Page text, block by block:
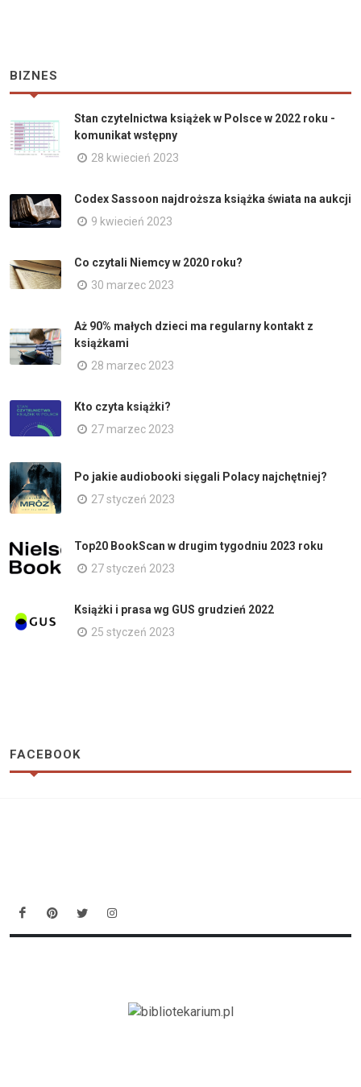
BIZNES
Stan czytelnictwa książek w Polsce w 2022 roku -
komunikat wstępny
28 kwiecień 2023
Codex Sassoon najdroższa książka świata na aukcji
9 kwiecień 2023
Co czytali Niemcy w 2020 roku?
30 marzec 2023
Aż 90% małych dzieci ma regularny kontakt z
książkami
28 marzec 2023
Kto czyta książki?
27 marzec 2023
Po jakie audiobooki sięgali Polacy najchętniej?
27 styczeń 2023
Top20 BookScan w drugim tygodniu 2023 roku
27 styczeń 2023
Książki i prasa wg GUS grudzień 2022
25 styczeń 2023
FACEBOOK